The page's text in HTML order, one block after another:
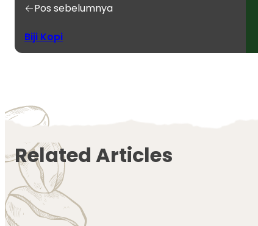
Pos sebelumnya
Biji Kopi
Related Articles